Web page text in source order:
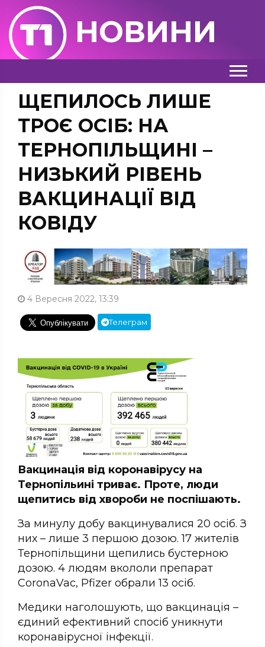
НОВИНИ
ЩЕПИЛОСЬ ЛИШЕ
ТРОЄ ОСІБ: НА
ТЕРНОПІЛЬЩИНІ –
НИЗЬКИЙ РІВЕНЬ
ВАКЦИНАЦІЇ ВІД
КОВІДУ
4 Вересня 2022, 13:39
Телеграм
Вакцинація від коронавірусу на
Тернопільині триває. Проте, люди
щепитись від хвороби не поспішають.
За минулу добу вакцинувалися 20 осіб. З
них – лише 3 першою дозою. 17 жителів
Тернопільщини щепились бустерною
дозою. 4 людям вкололи препарат
CoronaVac, Pfizer обрали 13 осіб.
Медики наголошують, що вакцинація –
єдиний ефективний спосіб уникнути
коронавірусної інфекції.